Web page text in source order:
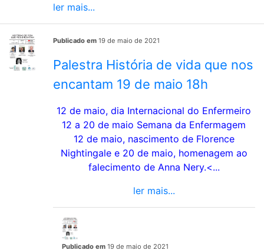
ler mais...
Publicado em 19 de maio de 2021
Palestra História de vida que nos
encantam 19 de maio 18h
12 de maio, dia Internacional do Enfermeiro
12 a 20 de maio Semana da Enfermagem
12 de maio, nascimento de Florence
Nightingale e 20 de maio, homenagem ao
falecimento de Anna Nery.<...
ler mais...
Publicado em 19 de maio de 2021